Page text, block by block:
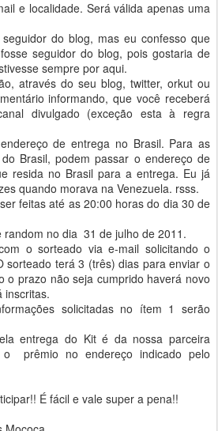
e localidade. Será válida apenas uma
do blog, mas eu confesso que
seguidor do blog, pois gostaria de
sempre por aqui.
através do seu blog, twitter, orkut ou
informando, que você receberá
divulgado (exceção esta à regra
de entrega no Brasil. Para as
Brasil, podem passar o endereço de
resida no Brasil para a entrega. Eu já
quando morava na Venezuela. rsss.
feitas até as 20:00 horas do dia 30 de
random no dia 31 de julho de 2011.
o sorteado via e-mail solicitando o
sorteado terá 3 (três) dias para enviar o
o prazo não seja cumprido haverá novo
inscritas.
solicitadas no ítem 1 serão
entrega do Kit é da nossa parceira
o prêmio no endereço indicado pelo
É fácil e vale super a pena!!